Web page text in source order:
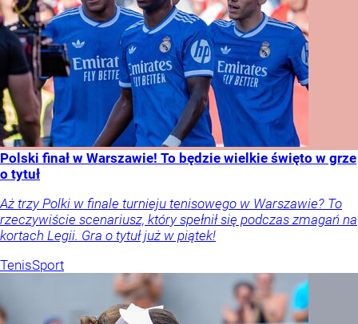
Polski finał w Warszawie! To będzie wielkie święto w grze
o tytuł
Aż trzy Polki w finale turnieju tenisowego w Warszawie? To
rzeczywiście scenariusz, który spełnił się podczas zmagań na
kortach Legii. Gra o tytuł już w piątek!
TenisSport